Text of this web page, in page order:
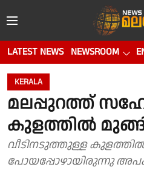
LATEST NEWS NEWSROOM
KERALA
മലപ്പുറത്ത്
കുളത്തിൽ മുങ്ങി
വീടിനടുത്തുള്ള
പോയപ്പോഴായിരുന്നു